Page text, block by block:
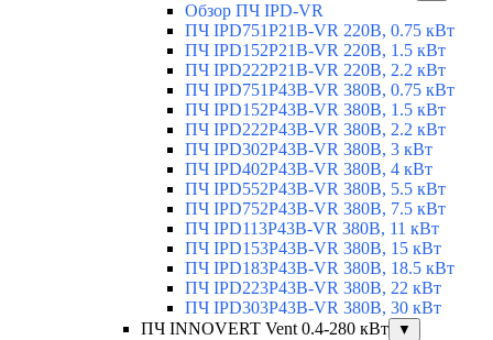
Обзор ПЧ IPD-VR
ПЧ IPD751P21B-VR 220В, 0.75 кВт
ПЧ IPD152P21B-VR 220В, 1.5 кВт
ПЧ IPD222P21B-VR 220В, 2.2 кВт
ПЧ IPD751P43B-VR 380В, 0.75 кВт
ПЧ IPD152P43B-VR 380В, 1.5 кВт
ПЧ IPD222P43B-VR 380В, 2.2 кВт
ПЧ IPD302P43B-VR 380В, 3 кВт
ПЧ IPD402P43B-VR 380В, 4 кВт
ПЧ IPD552P43B-VR 380В, 5.5 кВт
ПЧ IPD752P43B-VR 380В, 7.5 кВт
ПЧ IPD113P43B-VR 380В, 11 кВт
ПЧ IPD153P43B-VR 380В, 15 кВт
ПЧ IPD183P43B-VR 380В, 18.5 кВт
ПЧ IPD223P43B-VR 380В, 22 кВт
ПЧ IPD303P43B-VR 380В, 30 кВт
ПЧ INNOVERT Vent 0.4-280 кВт
▼